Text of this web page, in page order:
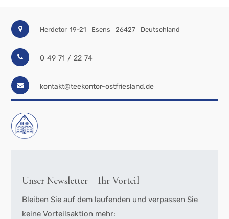
Herdetor 19-21 Esens 26427 Deutschland
0 49 71 / 22 74
kontakt@teekontor-ostfriesland.de
Unser Newsletter – Ihr Vorteil
Bleiben Sie auf dem laufenden und verpassen Sie
keine Vorteilsaktion mehr: